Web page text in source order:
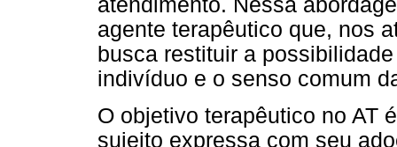
atendimento. Nessa
agente terapêutico que, nos
busca restituir a
indivíduo e o senso comum
O objetivo terapêutico no AT
sujeito expressa com seu